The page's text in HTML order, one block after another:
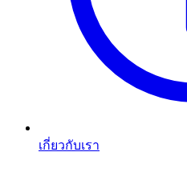
เกี่ยวกับเรา